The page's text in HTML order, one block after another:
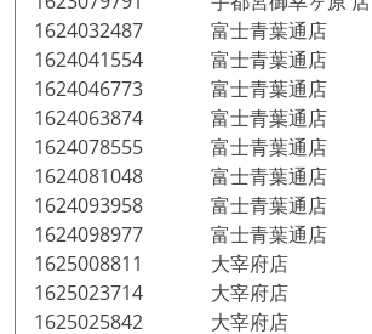
1624032487 富士青葉通店
1624041554 富士青葉通店
1624046773 富士青葉通店
1624063874 富士青葉通店
1624078555 富士青葉通店
1624081048 富士青葉通店
1624093958 富士青葉通店
1624098977 富士青葉通店
1625008811 大宰府店
1625023714 大宰府店
1625025842 大宰府店